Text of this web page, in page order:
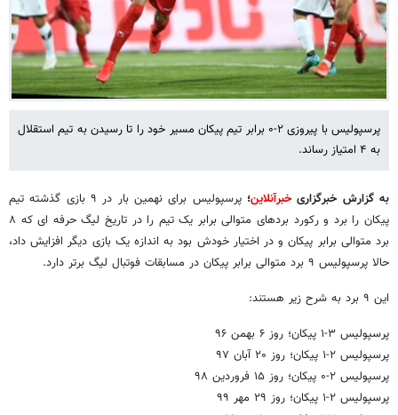
پرسپولیس با پیروزی ۲-۰ برابر تیم پیکان مسیر خود را تا رسیدن به تیم استقلال
به ۴ امتیاز رساند.
به گزارش خبرگزاریخبرآنلاین؛
پرسپولیس برای نهمین بار در ۹ بازی گذشته تیم
پیکان را برد و رکورد بردهای متوالی برابر یک تیم را در تاریخ لیگ حرفه ای که ۸
برد متوالی برابر پیکان و در اختیار خودش بود به اندازه یک بازی دیگر افزایش داد،
حالا پرسپولیس ۹ برد متوالی برابر پیکان در مسابقات فوتبال لیگ برتر دارد.
این ۹ برد به شرح زیر هستند:
پرسپولیس ۳-۱ پیکان؛ روز ۶ بهمن ۹۶
پرسپولیس ۲-۱ پیکان؛ روز ۲۰ آبان ۹۷
پرسپولیس ۲-۰ پیکان؛ روز ۱۵ فروردین ۹۸
پرسپولیس ۲-۱ پیکان؛ روز ۲۹ مهر ۹۹